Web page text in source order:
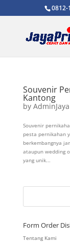
0812-
Souvenir
Kantong
by AdminJaya
Souvenir
pesta pernikahan
berkembangnya
ataupun wedding
yang unik...
Form Order
Tentang Kami